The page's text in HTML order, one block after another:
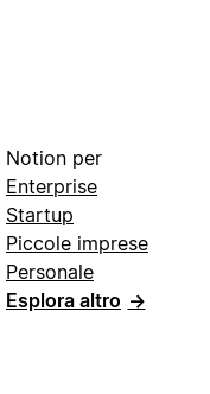
Notion per
Enterprise
Startup
Piccole imprese
Personale
Esplora altro →